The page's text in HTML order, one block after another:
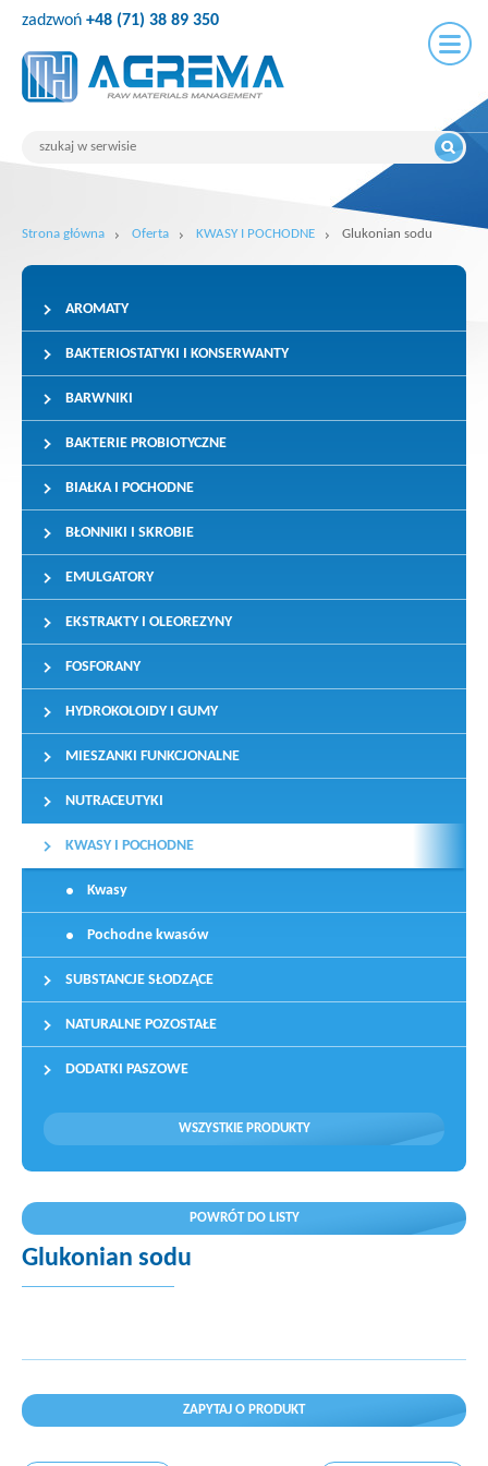
zadzwoń +48 (71) 38 89 350
Strona główna Oferta KWASY I POCHODNE Glukonian sodu
AROMATY
BAKTERIOSTATYKI I KONSERWANTY
BARWNIKI
BAKTERIE PROBIOTYCZNE
BIAŁKA I POCHODNE
BŁONNIKI I SKROBIE
EMULGATORY
EKSTRAKTY I OLEOREZYNY
FOSFORANY
HYDROKOLOIDY I GUMY
MIESZANKI FUNKCJONALNE
NUTRACEUTYKI
KWASY I POCHODNE
Kwasy
Pochodne kwasów
SUBSTANCJE SŁODZĄCE
NATURALNE POZOSTAŁE
DODATKI PASZOWE
WSZYSTKIE PRODUKTY
POWRÓT DO LISTY
Glukonian sodu
ZAPYTAJ O PRODUKT